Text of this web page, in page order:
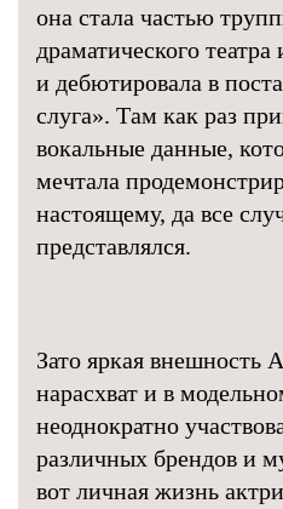
она стала частью
драматического
и дебютировала в
слуга». Там как раз
вокальные данные,
мечтала
настоящему, да все
представлялся.
Зато яркая внешность
нарасхват и в
неоднократно
различных брендов и
вот личная жизнь